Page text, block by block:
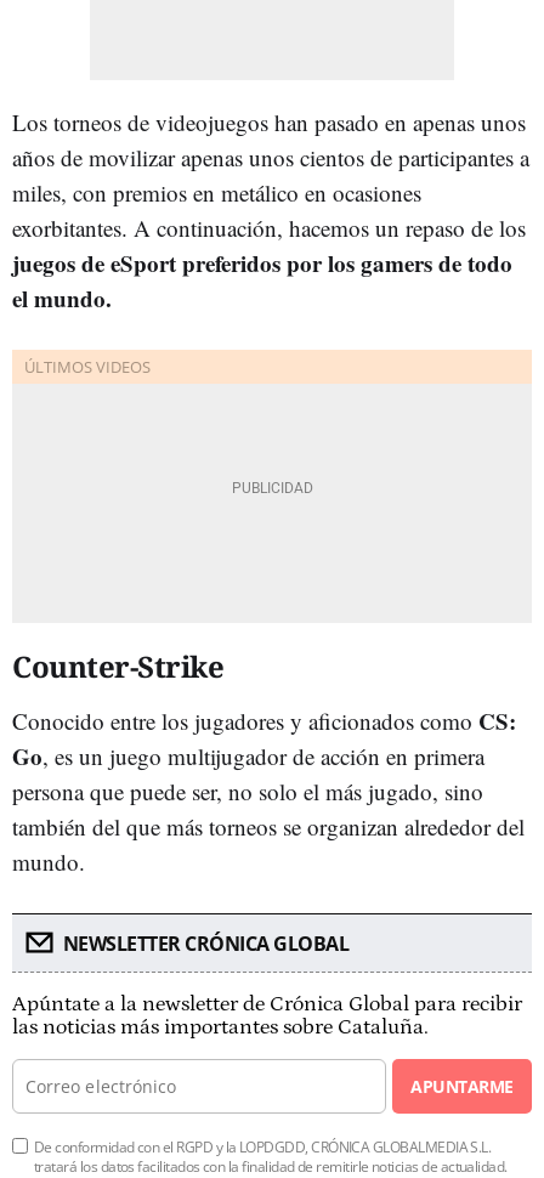
Los torneos de videojuegos han pasado en apenas unos
años de movilizar apenas unos cientos de participantes a
miles, con premios en metálico en ocasiones
exorbitantes. A continuación, hacemos un repaso de los
juegos de eSport preferidos por los gamers de todo
el mundo.
Counter-Strike
Conocido entre los jugadores y aficionados como CS:
Go, es un juego multijugador de acción en primera
persona que puede ser, no solo el más jugado, sino
también del que más torneos se organizan alrededor del
mundo.
NEWSLETTER CRÓNICA GLOBAL
Apúntate a la newsletter de Crónica Global para recibir
las noticias más importantes sobre Cataluña.
APUNTARME
De conformidad con el RGPD y la LOPDGDD, CRÓNICA GLOBALMEDIA S.L.
tratará los datos facilitados con la finalidad de remitirle noticias de actualidad.